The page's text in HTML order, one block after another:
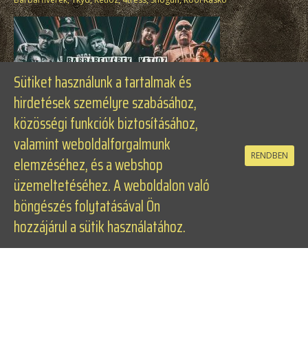
Sütiket használunk a tartalmak és
hirdetések személyre szabásához,
közösségi funkciók biztosításához,
valamint weboldalforgalmunk
elemzéséhez, és a webshop
üzemeltetéséhez. A weboldalon való
böngészés folytatásával Ön
hozzájárul a sütik használatához.
RENDBEN